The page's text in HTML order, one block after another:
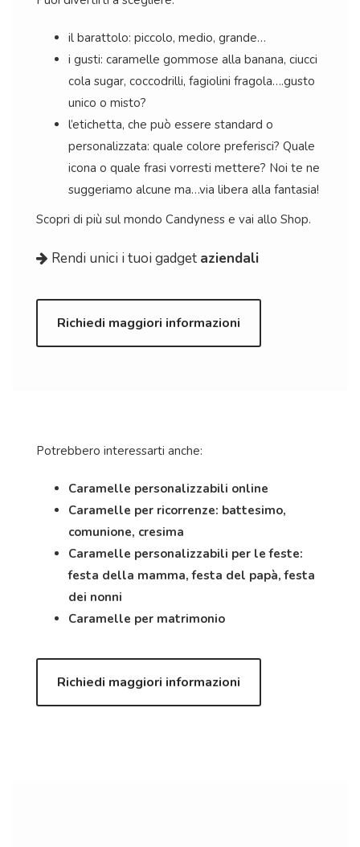
il barattolo: piccolo, medio, grande…
i gusti: caramelle gommose alla banana, ciucci
cola sugar, coccodrilli, fagiolini fragola….gusto
unico o misto?
l’etichetta, che può essere standard o
personalizzata: quale colore preferisci? Quale
icona o quale frasi vorresti mettere? Noi te ne
suggeriamo alcune ma…via libera alla fantasia!
Scopri di più sul mondo Candyness e vai allo Shop.
Rendi unici i tuoi gadget aziendali
Richiedi maggiori informazioni
Potrebbero interessarti anche:
Caramelle personalizzabili online
Caramelle per ricorrenze: battesimo,
comunione, cresima
Caramelle personalizzabili per le feste:
festa della mamma, festa del papà, festa
dei nonni
Caramelle per matrimonio
Richiedi maggiori informazioni